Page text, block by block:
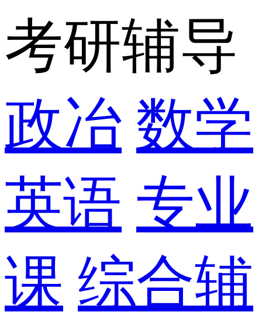
考研辅导
政冶 数学
英语 专业
课 综合辅